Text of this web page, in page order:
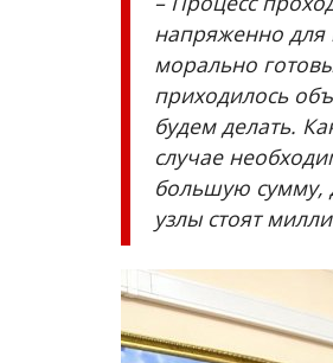
напряженно для
морально
приходилось
будем делать.
случае
большую сумму,
узлы стоят